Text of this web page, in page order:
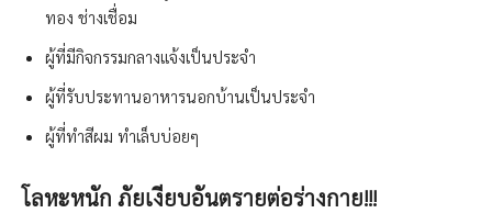
ทอง ช่างเชื่อม
ผู้ที่มีกิจกรรมกลางแจ้งเป็นประจำ
ผู้ที่รับประทานอาหารนอกบ้านเป็นประจำ
ผู้ที่ทำสีผม ทำเล็บบ่อยๆ
โลหะหนัก ภัยเงียบอันตรายต่อร่างกาย!!!